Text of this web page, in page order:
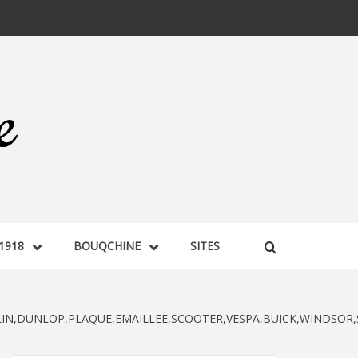
BOUQCHINE SITES